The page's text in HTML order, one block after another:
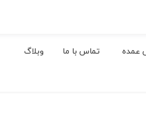
عمده تماس با ما وبلاگ